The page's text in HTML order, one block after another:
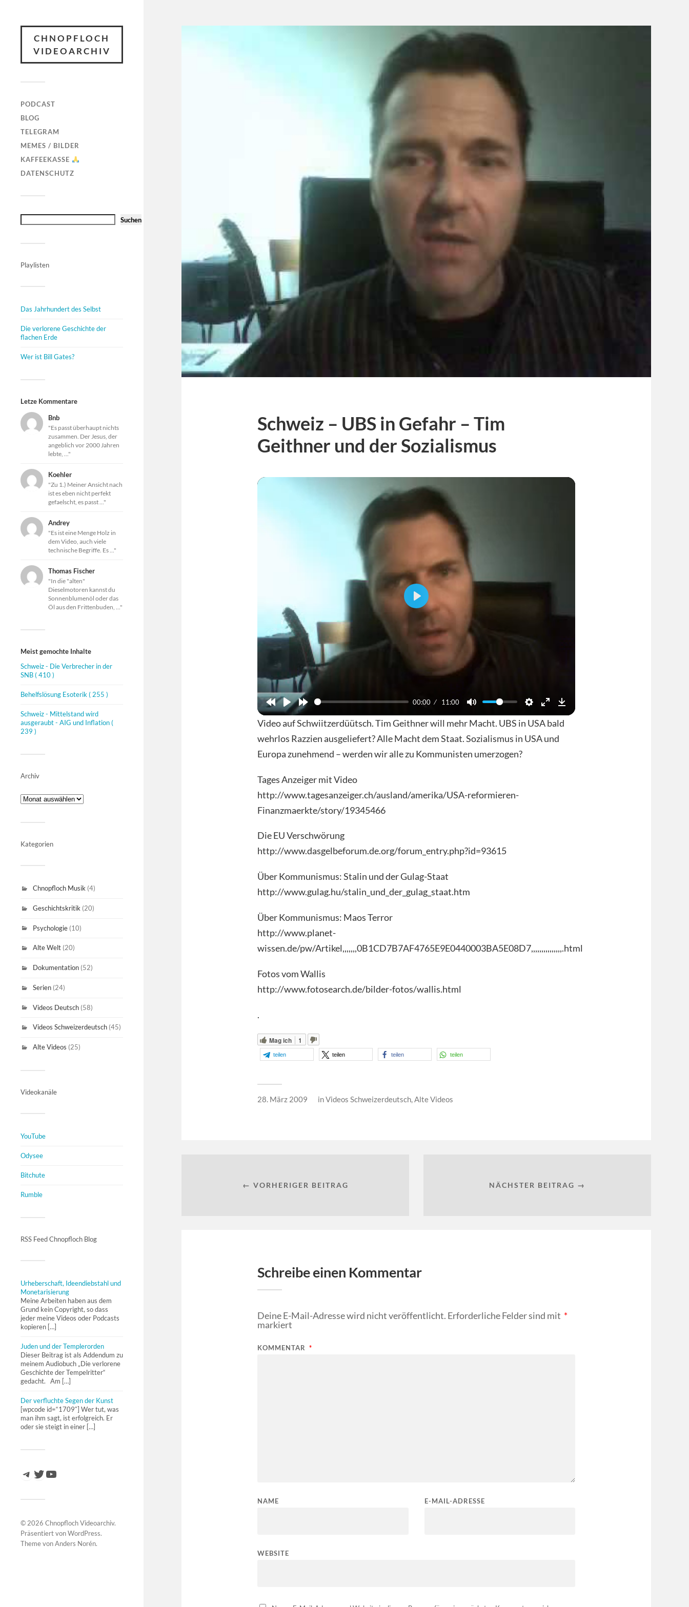
CHNOPFLOCH
VIDEOARCHIV
PODCAST
BLOG
TELEGRAM
MEMES / BILDER
KAFFEEKASSE
DATENSCHUTZ
Suchen
Playlisten
Das Jahrhundert des Selbst
Die verlorene Geschichte der
flachen Erde
Wer ist Bill Gates?
Letze Kommentare
Bnb
"Es passt überhaupt nichts
zusammen. Der Jesus, der
angeblich vor 2000 Jahren
lebte, ..."
Koehler
"Zu 1.) Meiner Ansicht nach
ist es eben nicht perfekt
gefaelscht, es passt ..."
Andrey
"Es ist eine Menge Holz in
dem Video, auch viele
technische Begriffe. Es ..."
Thomas Fischer
"In die "alten"
Dieselmotoren kannst du
Sonnenblumenöl oder das
Öl aus den Frittenbuden, ..."
Meist gemochte Inhalte
Schweiz - Die Verbrecher in der
SNB( 410 )
Behelfslösung Esoterik( 255 )
Schweiz - Mittelstand wird
ausgeraubt - AIG und Inflation(
239 )
Archiv
Kategorien
Chnopfloch Musik (4)
Geschichtskritik (20)
Psychologie (10)
Alte Welt (20)
Dokumentation (52)
Serien (24)
Videos Deutsch (58)
Videos Schweizerdeutsch (45)
Alte Videos (25)
Videokanäle
YouTube
Odysee
Bitchute
Rumble
RSS Feed Chnopfloch Blog
Urheberschaft, Ideendiebstahl und
Monetarisierung
Meine Arbeiten haben aus dem
Grund kein Copyright, so dass
jeder meine Videos oder Podcasts
kopieren […]
Juden und der Templerorden
Dieser Beitrag ist als Addendum zu
meinem Audiobuch „Die verlorene
Geschichte der Tempelritter“
gedacht. Am […]
Der verfluchte Segen der Kunst
[wpcode id=“1709″] Wer tut, was
man ihm sagt, ist erfolgreich. Er
oder sie steigt in einer […]
© 2026 Chnopfloch Videoarchiv.
Präsentiert vonWordPress.
Theme vonAnders Norén.
Schweiz – UBS in Gefahr – Tim
Geithner und der Sozialismus
00:00 11:00
Abspielen
Video auf Schwiitzerdüütsch. Tim Geithner will mehr Macht. UBS in USA bald
wehrlos Razzien ausgeliefert? Alle Macht dem Staat. Sozialismus in USA und
Europa zunehmend – werden wir alle zu Kommunisten umerzogen?
Tages Anzeiger mit Video
http://www.tagesanzeiger.ch/ausland/amerika/USA-reformieren-
Finanzmaerkte/story/19345466
Die EU Verschwörung
http://www.dasgelbeforum.de.org/forum_entry.php?id=93615
Über Kommunismus: Stalin und der Gulag-Staat
http://www.gulag.hu/stalin_und_der_gulag_staat.htm
Über Kommunismus: Maos Terror
http://www.planet-
wissen.de/pw/Artikel,,,,,,,0B1CD7B7AF4765E9E0440003BA5E08D7,,,,,,,,,,,,,,,.html
Fotos vom Wallis
http://www.fotosearch.de/bilder-fotos/wallis.html
.
Mag ich 1
teilen teilen teilen teilen
28. März 2009 inVideos Schweizerdeutsch,Alte Videos
← VORHERIGER BEITRAG NÄCHSTER BEITRAG →
Schreibe einen Kommentar
Deine E-Mail-Adresse wird nicht veröffentlicht. Erforderliche Felder sind mit *
markiert
KOMMENTAR *
NAME E-MAIL-ADRESSE
WEBSITE